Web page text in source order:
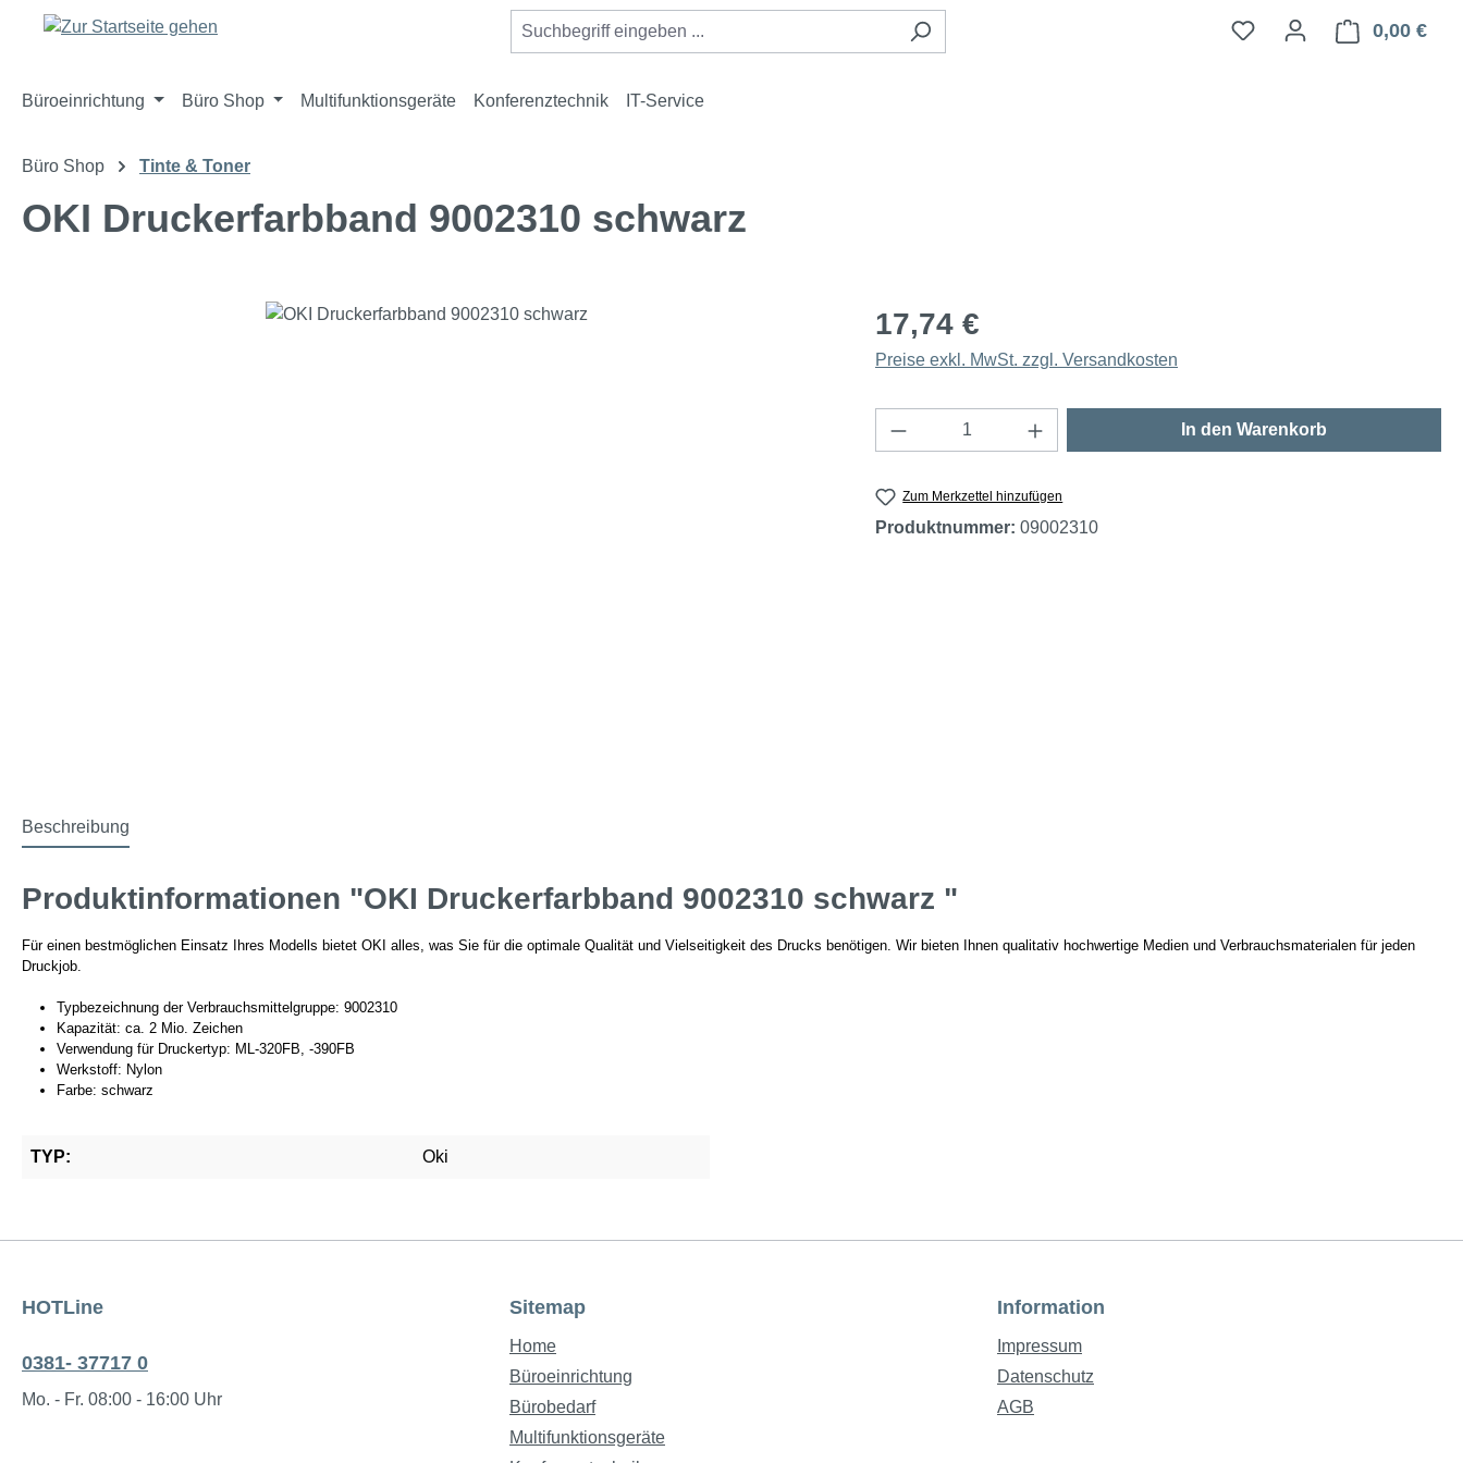
Hauptinhalt springen
Zur Suche springen
Zur Hauptnavigation springen 0,00 €
Büroeinrichtung Büro Shop Multifunktionsgeräte Konferenztechnik IT-Service
Büro Shop Tinte & Toner
OKI Druckerfarbband 9002310 schwarz
17,74 €
Preise exkl. MwSt. zzgl. Versandkosten
Produkt Anzahl: Gib den gewünschten Wert ein
In den Warenkorb
Zum Merkzettel hinzufügen
Produktnummer: 09002310
Beschreibung
Produktinformationen "OKI Druckerfarbband 9002310 schwarz "
Für einen bestmöglichen Einsatz Ihres Modells bietet OKI alles, was Sie für die optimale Qualität und Vielseitigkeit des Drucks benötigen. Wir bieten Ihnen qualitativ hochwertige Medien und Verbrauchsmaterialen für jeden
Druckjob.
Typbezeichnung der Verbrauchsmittelgruppe: 9002310
Kapazität: ca. 2 Mio. Zeichen
Verwendung für Druckertyp: ML-320FB, -390FB
Werkstoff: Nylon
Farbe: schwarz
TYP: Oki
HOTLine
0381- 37717 0
Mo. - Fr. 08:00 - 16:00 Uhr
Sitemap
Home
Büroeinrichtung
Bürobedarf
Multifunktionsgeräte
Information
Impressum
Datenschutz
AGB